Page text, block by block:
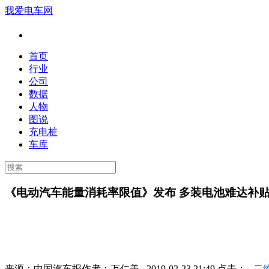
我爱电车网
首页
行业
公司
数据
人物
图说
充电桩
车库
《电动汽车能量消耗率限值》发布 多装电池难达补